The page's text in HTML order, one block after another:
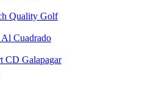
Quality Golf
Cuadrado
CD Galapagar